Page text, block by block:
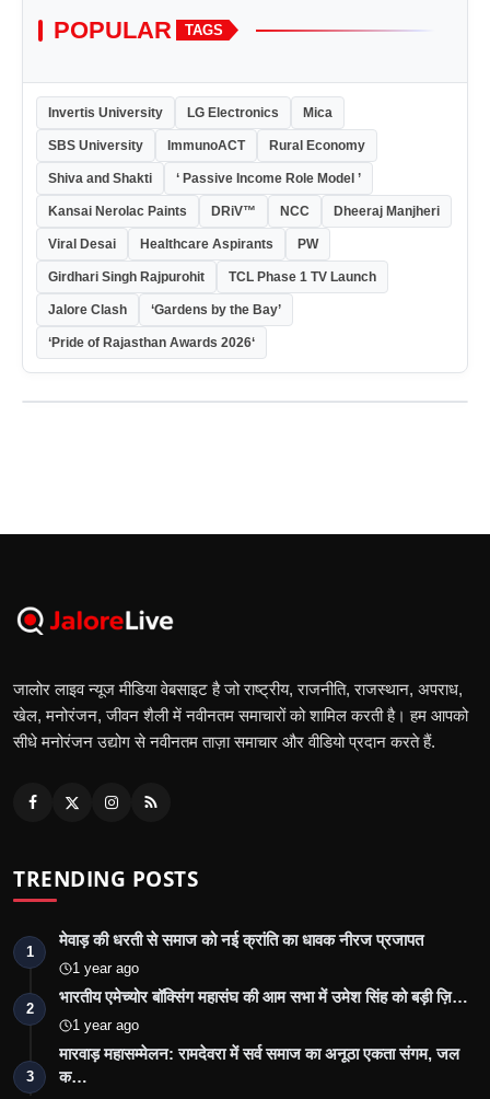
POPULAR TAGS
Invertis University LG Electronics Mica
SBS University ImmunoACT Rural Economy
Shiva and Shakti ‘ Passive Income Role Model ’
Kansai Nerolac Paints DRiV™ NCC Dheeraj Manjheri
Viral Desai Healthcare Aspirants PW
Girdhari Singh Rajpurohit TCL Phase 1 TV Launch
Jalore Clash ‘Gardens by the Bay’
‘Pride of Rajasthan Awards 2026‘
जालोर लाइव न्यूज मीडिया वेबसाइट है जो राष्ट्रीय, राजनीति, राजस्थान, अपराध,
खेल, मनोरंजन, जीवन शैली में नवीनतम समाचारों को शामिल करती है। हम आपको
सीधे मनोरंजन उद्योग से नवीनतम ताज़ा समाचार और वीडियो प्रदान करते हैं.
TRENDING POSTS
1
मेवाड़ की धरती से समाज को नई क्रांति का धावक नीरज प्रजापत
1 year ago
2
भारतीय एमेच्योर बॉक्सिंग महासंघ की आम सभा में उमेश सिंह को बड़ी ज़ि…
1 year ago
3
मारवाड़ महासम्मेलन: रामदेवरा में सर्व समाज का अनूठा एकता संगम, जल
क…